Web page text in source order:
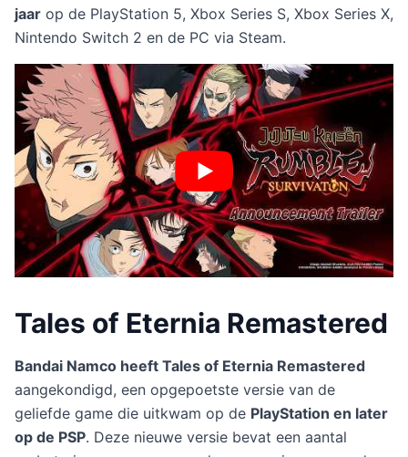
jaar op de PlayStation 5, Xbox Series S, Xbox Series X,
Nintendo Switch 2 en de PC via Steam.
Tales of Eternia Remastered
Bandai Namco heeft Tales of Eternia Remastered
aangekondigd, een opgepoetste versie van de
geliefde game die uitkwam op de PlayStation en later
op de PSP. Deze nieuwe versie bevat een aantal